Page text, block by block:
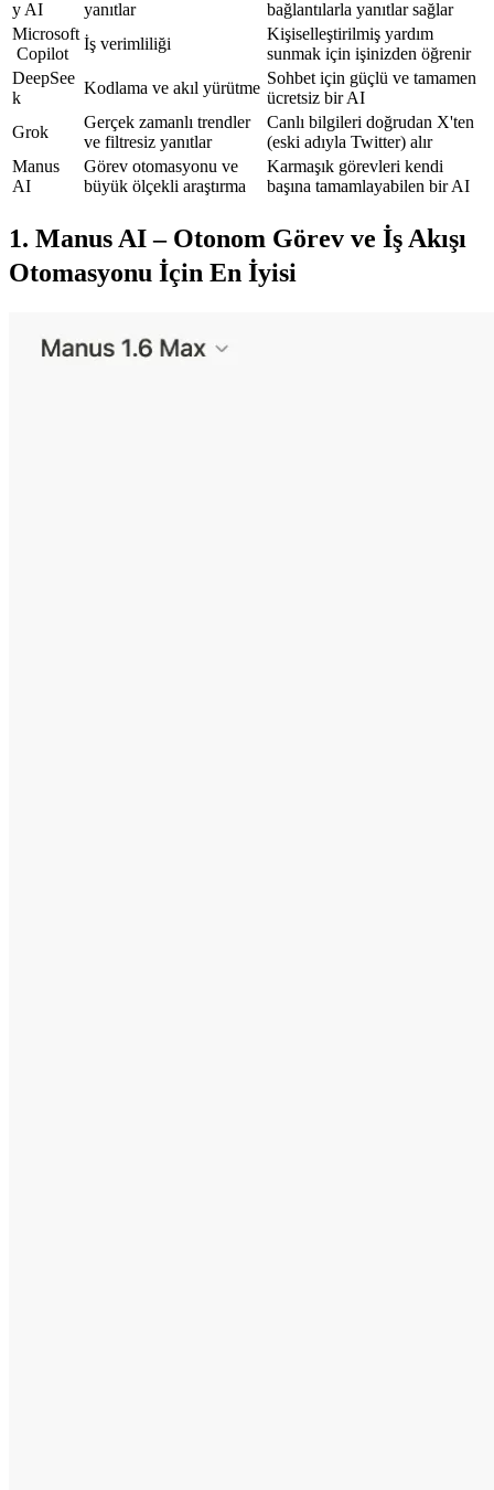
y AI
yanıtlar
bağlantılarla yanıtlar sağlar
Microsoft
Copilot
İş verimliliği
Kişiselleştirilmiş yardım
sunmak için işinizden öğrenir
DeepSee
k
Kodlama ve akıl yürütme
Sohbet için güçlü ve tamamen
ücretsiz bir AI
Grok
Gerçek zamanlı trendler
ve filtresiz yanıtlar
Canlı bilgileri doğrudan X'ten
(eski adıyla Twitter) alır
Manus
AI
Görev otomasyonu ve
büyük ölçekli araştırma
Karmaşık görevleri kendi
başına tamamlayabilen bir AI
1. Manus AI – Otonom Görev ve İş Akışı
Otomasyonu İçin En İyisi